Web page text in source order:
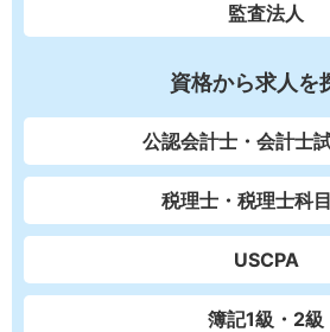
監査法人
資格から求人を
公認会計士・会計士
税理士・税理士科
USCPA
簿記1級・2級